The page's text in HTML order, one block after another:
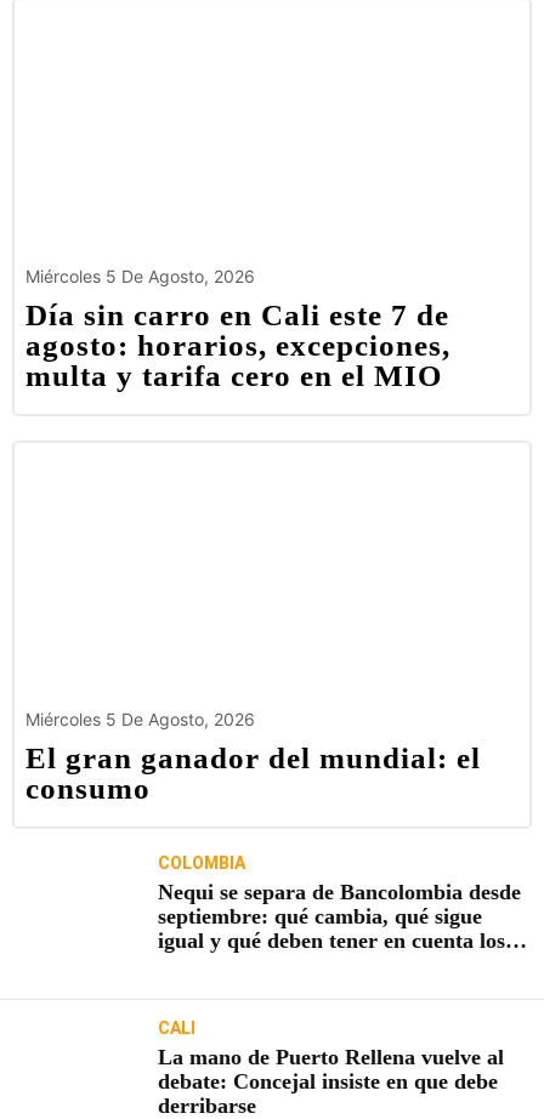
Miércoles 5 De Agosto, 2026
Día sin carro en Cali este 7 de
agosto: horarios, excepciones,
multa y tarifa cero en el MIO
Miércoles 5 De Agosto, 2026
El gran ganador del mundial: el
consumo
COLOMBIA
Nequi se separa de Bancolombia desde
septiembre: qué cambia, qué sigue
igual y qué deben tener en cuenta los
CALI
La mano de Puerto Rellena vuelve al
debate: Concejal insiste en que debe
derribarse